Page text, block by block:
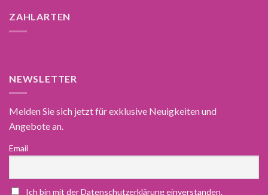
ZAHLARTEN
NEWSLETTER
Melden Sie sich jetzt für exklusive Neuigkeiten und
Angebote an.
Email
Ich bin mit der Datenschutzerklärung einverstanden.